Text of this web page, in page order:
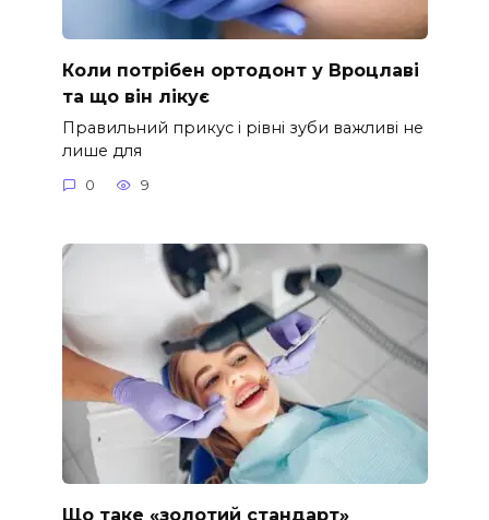
Коли потрібен ортодонт у Вроцлаві
та що він лікує
Правильний прикус і рівні зуби важливі не
лише для
0 9
Що таке «золотий стандарт»